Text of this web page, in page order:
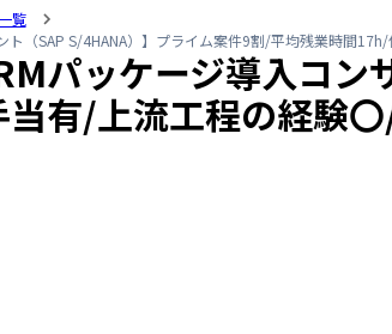
覧
ト（SAP S/4HANA）】プライム案件9割/平均残業時間
パッケージ導入コ
有/上流工程の経験